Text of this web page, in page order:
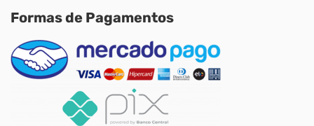
Formas de Pagamentos